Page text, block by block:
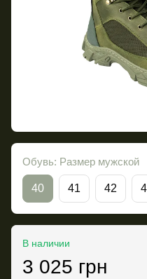
Обувь: Размер мужской
40 41 42
В наличии
3 025 грн